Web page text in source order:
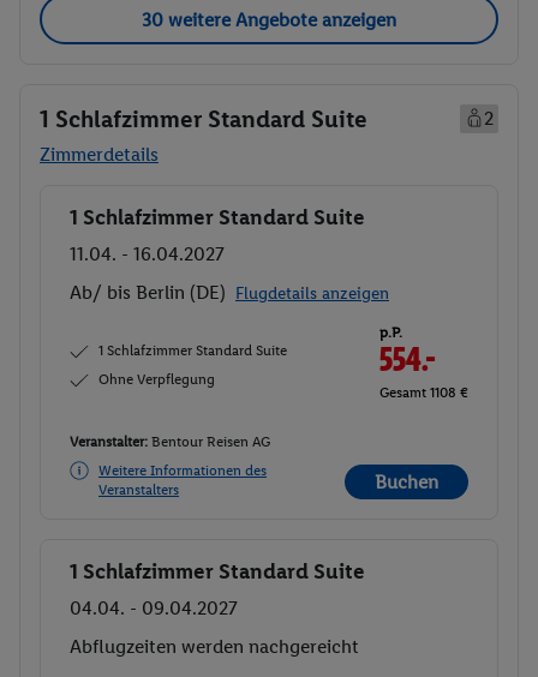
30 weitere Angebote anzeigen
1 Schlafzimmer Standard Suite
2
Zimmerdetails
Buchen
1 Schlafzimmer Standard Suite
11.04. - 16.04.2027
Ab/ bis Berlin (DE) Flugdetails anzeigen
1 Schlafzimmer Standard Suite
Ohne Verpflegung
p.P.
554.-
Gesamt 1108 €
Veranstalter: Bentour Reisen AG
Weitere Informationen des
Veranstalters
Buchen
Buchen
1 Schlafzimmer Standard Suite
04.04. - 09.04.2027
Abflugzeiten werden nachgereicht